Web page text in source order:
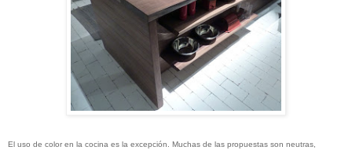
El uso de color en la cocina es la excepción. Muchas de las propuestas son neutras,